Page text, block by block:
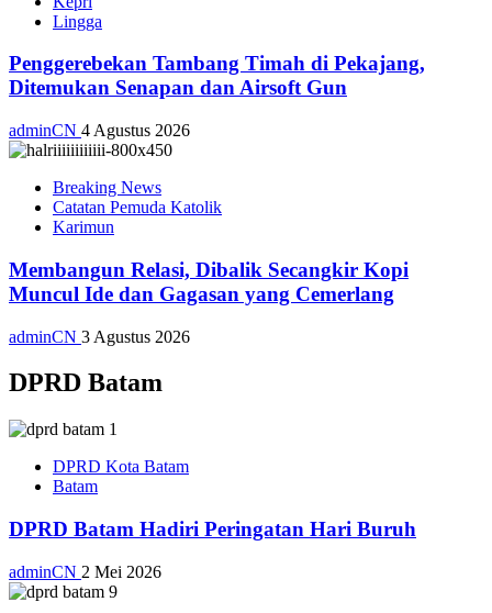
Lingga
Penggerebekan Tambang Timah di Pekajang,
Ditemukan Senapan dan Airsoft Gun
adminCN 4 Agustus 2026
Breaking News
Catatan Pemuda Katolik
Karimun
Membangun Relasi, Dibalik Secangkir Kopi
Muncul Ide dan Gagasan yang Cemerlang
adminCN 3 Agustus 2026
DPRD Batam
DPRD Kota Batam
Batam
DPRD Batam Hadiri Peringatan Hari Buruh
adminCN 2 Mei 2026